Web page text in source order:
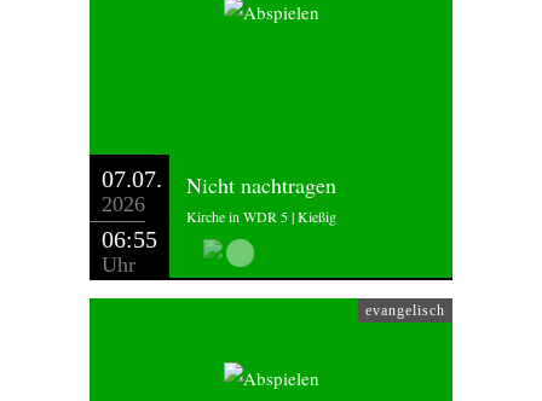
07.07.
2026
06:55
Uhr
Nicht nachtragen
Kirche in WDR 5 | Kießig
evangelisch